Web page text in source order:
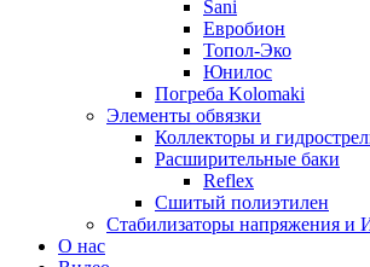
Sani
Евробион
Топол-Эко
Юнилос
Погреба Kolomaki
Элементы обвязки
Коллекторы и
Расширительные баки
Reflex
Сшитый полиэтилен
Стабилизаторы напряжения и
О нас